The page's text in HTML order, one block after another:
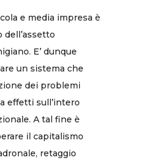
e media impresa è
dell’assetto
E’ dunque
un sistema che
dei problemi
effetti sull’intero
A tal fine è
il capitalismo
retaggio